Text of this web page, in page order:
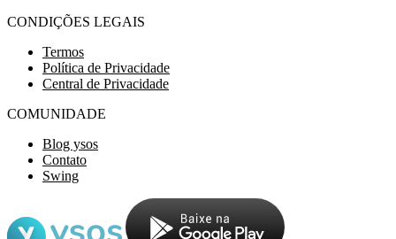
CONDIÇÕES LEGAIS
Termos
Política de Privacidade
Central de Privacidade
COMUNIDADE
Blog ysos
Contato
Swing